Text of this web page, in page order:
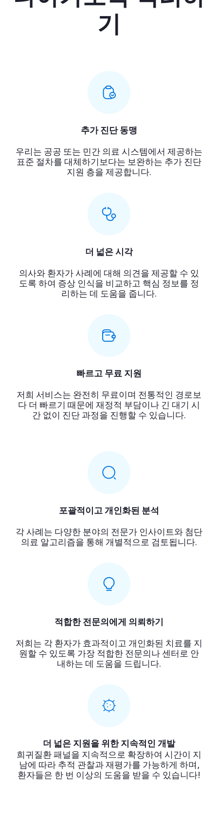
기
추가 진단 동맹
우리는 공공 또는 민간 의료 시스템에서 제공하는
표준 절차를 대체하기보다는 보완하는 추가 진단
지원 층을 제공합니다.
더 넓은 시각
의사와 환자가 사례에 대해 의견을 제공할 수 있
도록 하여 증상 인식을 비교하고 핵심 정보를 정
리하는 데 도움을 줍니다.
빠르고 무료 지원
저희 서비스는 완전히 무료이며 전통적인 경로보
다 더 빠르기 때문에 재정적 부담이나 긴 대기 시
간 없이 진단 과정을 진행할 수 있습니다.
포괄적이고 개인화된 분석
각 사례는 다양한 분야의 전문가 인사이트와 첨단
의료 알고리즘을 통해 개별적으로 검토됩니다.
적합한 전문의에게 의뢰하기
저희는 각 환자가 효과적이고 개인화된 치료를 지
원할 수 있도록 가장 적합한 전문의나 센터로 안
내하는 데 도움을 드립니다.
더 넓은 지원을 위한 지속적인 개발
희귀질환 패널을 지속적으로 확장하여 시간이 지
남에 따라 추적 관찰과 재평가를 가능하게 하며,
환자들은 한 번 이상의 도움을 받을 수 있습니다!